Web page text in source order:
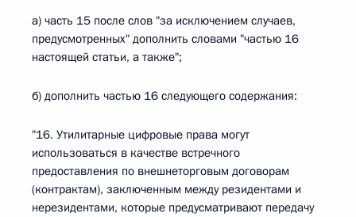
а) часть 15 после слов "за исключением случаев,
предусмотренных" дополнить словами "частью 16
настоящей статьи, а также";
б) дополнить частью 16 следующего содержания:
"16. Утилитарные цифровые права могут
использоваться в качестве встречного
предоставления по внешнеторговым договорам
(контрактам), заключенным между резидентами и
нерезидентами, которые предусматривают передачу